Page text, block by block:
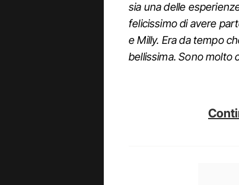
sia una delle
felicissimo di avere
e Milly. Era da tempo
bellissima. Sono molto